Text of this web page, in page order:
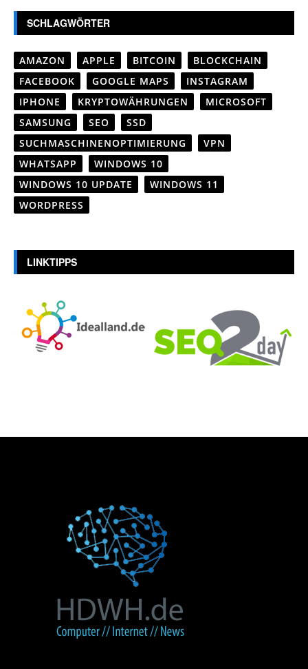
SCHLAGWÖRTER
AMAZON APPLE BITCOIN
BLOCKCHAIN
FACEBOOK
GOOGLE MAPS
INSTAGRAM
IPHONE
KRYPTOWÄHRUNGEN
MICROSOFT
SAMSUNG
SEO
SSD
SUCHMASCHINENOPTIMIERUNG
VPN
WHATSAPP
WINDOWS 10
WINDOWS 10 UPDATE
WINDOWS 11
WORDPRESS
LINKTIPPS